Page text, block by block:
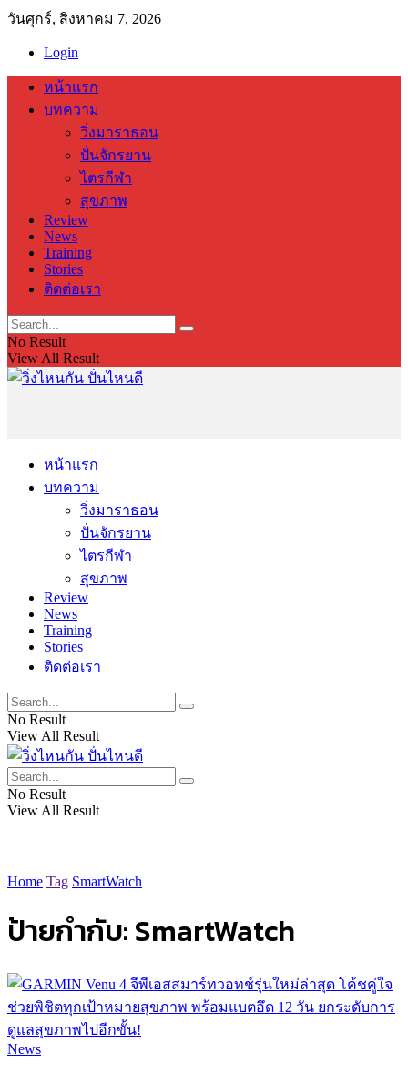
วันศุกร์, สิงหาคม 7, 2026
Login
หน้าแรก
บทความ
วิ่งมาราธอน
ปั่นจักรยาน
ไตรกีฬา
สุขภาพ
Review
News
Training
Stories
ติดต่อเรา
No Result
View All Result
หน้าแรก
บทความ
วิ่งมาราธอน
ปั่นจักรยาน
ไตรกีฬา
สุขภาพ
Review
News
Training
Stories
ติดต่อเรา
No Result
View All Result
No Result
View All Result
Home Tag SmartWatch
ป้ายกำกับ:SmartWatch
News